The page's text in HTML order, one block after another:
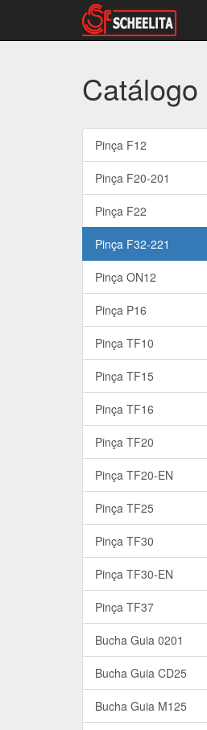
Catálogo
Pinça F12
Pinça F20-201
Pinça F22
Pinça F32-221
Pinça ON12
Pinça P16
Pinça TF10
Pinça TF15
Pinça TF16
Pinça TF20
Pinça TF20-EN
Pinça TF25
Pinça TF30
Pinça TF30-EN
Pinça TF37
Bucha Guia 0201
Bucha Guia CD25
Bucha Guia M125